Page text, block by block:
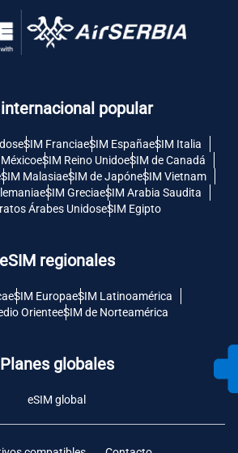
popular
eSIM FranciaeSIM EspañaeSIM Italia
eSIM Reino UnidoeSIM de Canadá
MalasiaeSIM de JapóneSIM Vietnam
eSIM GreciaeSIM Arabia Saudita
Árabes UnidoseSIM Egipto
eSIM regionales
eSIM EuropaeSIM Latinoamérica
OrienteeSIM de Norteamérica
Planes globales
eSIM global